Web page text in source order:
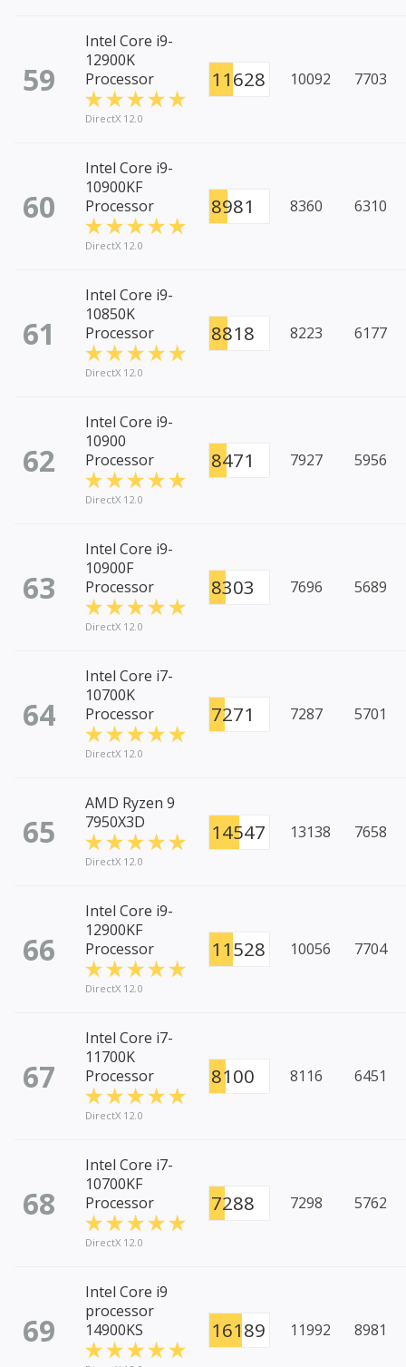
59
Intel Core i9-
12900K
Processor
DirectX 12.0
11628 10092 7703
60
Intel Core i9-
10900KF
Processor
DirectX 12.0
8981 8360 6310
61
Intel Core i9-
10850K
Processor
DirectX 12.0
8818 8223 6177
62
Intel Core i9-
10900
Processor
DirectX 12.0
8471 7927 5956
63
Intel Core i9-
10900F
Processor
DirectX 12.0
8303 7696 5689
64
Intel Core i7-
10700K
Processor
DirectX 12.0
7271 7287 5701
65
AMD Ryzen 9
7950X3D
DirectX 12.0
14547 13138 7658
66
Intel Core i9-
12900KF
Processor
DirectX 12.0
11528 10056 7704
67
Intel Core i7-
11700K
Processor
DirectX 12.0
8100 8116 6451
68
Intel Core i7-
10700KF
Processor
DirectX 12.0
7288 7298 5762
69
Intel Core i9
processor
14900KS
16189 11992 8981